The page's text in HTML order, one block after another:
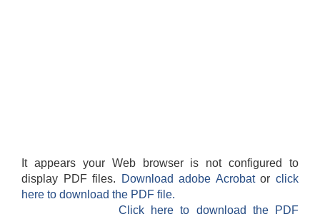
It appears your Web browser is not configured to
display PDF files.
Download adobe Acrobatorclick
here to download the PDF file.
Click here to download the PDF